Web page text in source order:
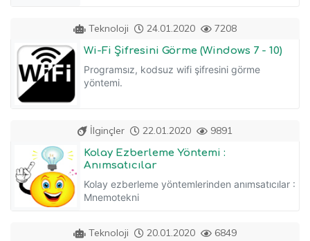
Teknoloji 24.01.2020 7208
Wi-Fi Şifresini Görme (Windows 7 - 10)
Programsız, kodsuz wifi şifresini görme
yöntemi.
İlginçler 22.01.2020 9891
Kolay Ezberleme Yöntemi :
Anımsatıcılar
Kolay ezberleme yöntemlerinden anımsatıcılar :
Mnemotekni
Teknoloji 20.01.2020 6849